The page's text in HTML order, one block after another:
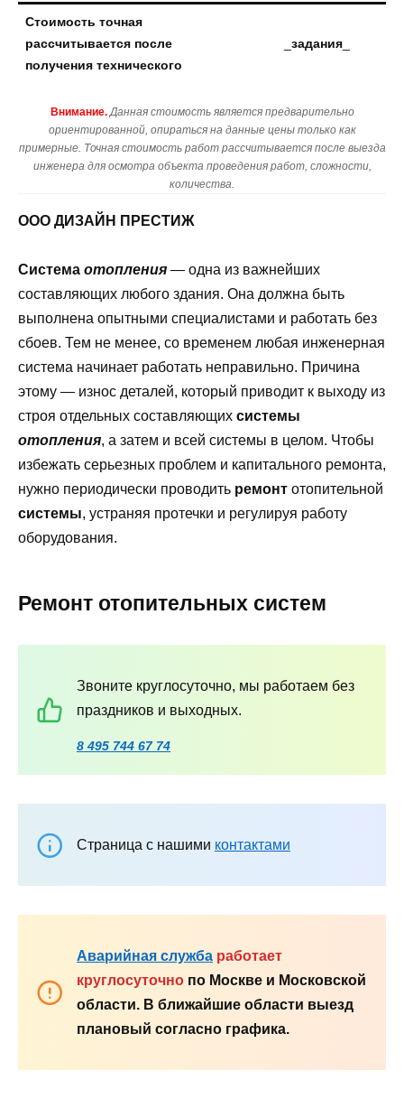
Стоимость точная
рассчитывается после
получения технического
_задания
Внимание. Данная стоимость является предварительно
ориентированной, опираться на данные цены только как
примерные. Точная стоимость работ рассчитывается после выезда
инженера для осмотра объекта проведения работ, сложности,
количества.
ООО ДИЗАЙН ПРЕСТИЖ
Система отопления — одна из важнейших
составляющих любого здания. Она должна быть
выполнена опытными специалистами и работать без
сбоев. Тем не менее, со временем любая инженерная
система начинает работать неправильно. Причина
этому — износ деталей, который приводит к выходу из
строя отдельных составляющих системы
отопления, а затем и всей системы в целом. Чтобы
избежать серьезных проблем и капитального ремонта,
нужно периодически проводить ремонт отопительной
системы, устраняя протечки и регулируя работу
оборудования.
Ремонт отопительных систем
Звоните круглосуточно, мы работаем без
праздников и выходных.
8 495 744 67 74
Страница с нашими контактами
Аварийная служба работает
круглосуточно по Москве и Московской
области. В ближайшие области выезд
плановый согласно графика.